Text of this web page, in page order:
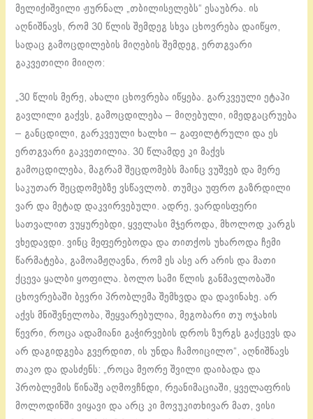
მელიქიშვილი ჟურნალ „თბილისელებს“ ესაუბრა. ის
აღნიშნავს, რომ 30 წლის შემდეგ სხვა ცხოვრება დაიწყო,
სადაც გამოცდილების მიღების შემდეგ, ერთგვარი
გაკვეთილი მიიღო:
„30 წლის მერე, ახალი ცხოვრება იწყება. გარკვეული ეტაპი
გავლილი გაქვს, გამოცდილება – მიღებული, იმედგაცრუება
– განცდილი, გარკვეული ხალხი – გაფილტრული და ეს
ერთგვარი გაკვეთილია. 30 წლამდე კი მაქვს
გამოცდილება, მაგრამ შეცდომებს მაინც ვუშვებ და მერე
საკუთარ შეცდომებზე ვსწავლობ. თუმცა უფრო გაზრდილი
ვარ და მეტად დაკვირვებული. ადრე, ვარდისფერი
სათვალით ვუყურებდი, ყველასი მჯეროდა, მხოლოდ კარგს
ვხედავდი. ვინც მეფერებოდა და თითქოს უხაროდა ჩემი
წარმატება, გამოამჟღავნა, რომ ეს ასე არ არის და მათი
ქცევა ყალბი ყოფილა. ბოლო სამი წლის განმავლობაში
ცხოვრებაში ბევრი პრობლემა შემხვდა და დავინახე. არ
აქვს მნიშვნელობა, შეყვარებულია, მეგობარი თუ ოჯახის
წევრი, როცა ადამიანი გაჭირვების დროს ზურგს გაქცევს და
არ დაგიდგება გვერდით, ის უნდა ჩამოიცილო“, აღნიშნავს
თაკო და დასძენს: „როცა მეორე შვილი დაიბადა და
პრობლემის წინაშე აღმოვჩნდი, რეანიმაციაში, ყველაფრის
მოლოდინში ვიყავი და არც კი მოვუკითხივარ მათ, ვისი